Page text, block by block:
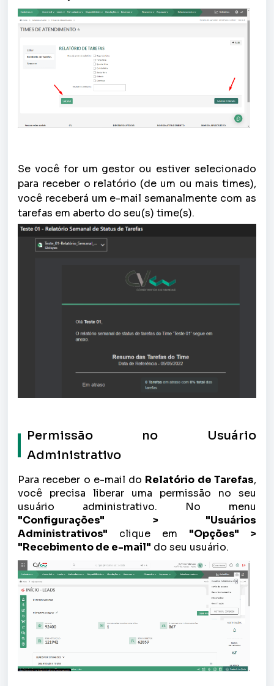
Se você for um gestor ou estiver selecionado
para receber o relatório (de um ou mais times),
você receberá um e-mail semanalmente com as
tarefas em aberto do seu(s) time(s).
Permissão no Usuário
Administrativo
Para receber o e-mail do Relatório de Tarefas,
você precisa liberar uma permissão no seu
usuário administrativo. No menu
"Configurações" > "Usuários
Administrativos" clique em "Opções" >
"Recebimento de e-mail" do seu usuário.